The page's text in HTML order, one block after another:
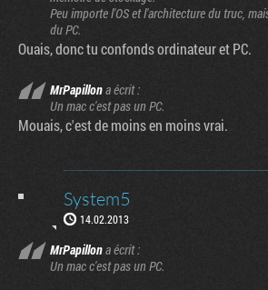
Peu importe l'OS et l'architecture du truc,
du PC.
Ouais, donc tu confonds ordinateur et PC.
MrPapillona écrit :
Un mac c'est pas un PC.
Mouais, c'est de moins en moins vrai.
System5
14.02.2013
MrPapillona écrit :
Un mac c'est pas un PC.